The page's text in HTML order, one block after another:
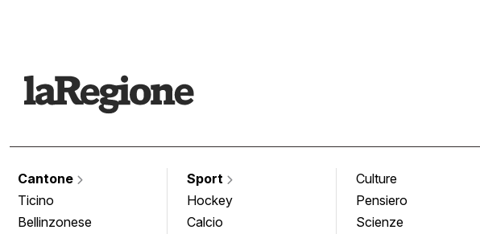
Cantone
Ticino
Bellinzonese
Sport
Hockey
Calcio
Culture
Pensiero
Scienze